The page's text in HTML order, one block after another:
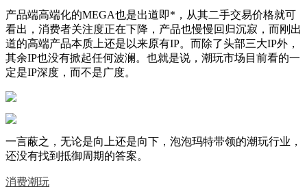
产品端高端化的MEGA也是出道即*，从其二手交易价格就可
看出，消费者关注度正在下降，产品也慢慢回归沉寂，而刚出
道的高端产品本质上还是以来原有IP。而除了头部三大IP外，
其余IP也没有掀起任何波澜。也就是说，潮玩市场目前看的一
定是IP深度，而不是广度。
一言蔽之，无论是向上还是向下，泡泡玛特带领的潮玩行业，
还没有找到抵御周期的答案。
消费潮玩